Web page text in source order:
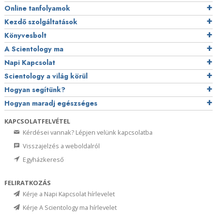
Online tanfolyamok
Kezdő szolgáltatások
Könyvesbolt
A Scientology ma
Napi Kapcsolat
Scientology a világ körül
Hogyan segítünk?
Hogyan maradj egészséges
KAPCSOLATFELVÉTEL
Kérdései vannak? Lépjen velünk kapcsolatba
Visszajelzés a weboldalról
Egyházkereső
FELIRATKOZÁS
Kérje a Napi Kapcsolat hírlevelet
Kérje A Scientology ma hírlevelet